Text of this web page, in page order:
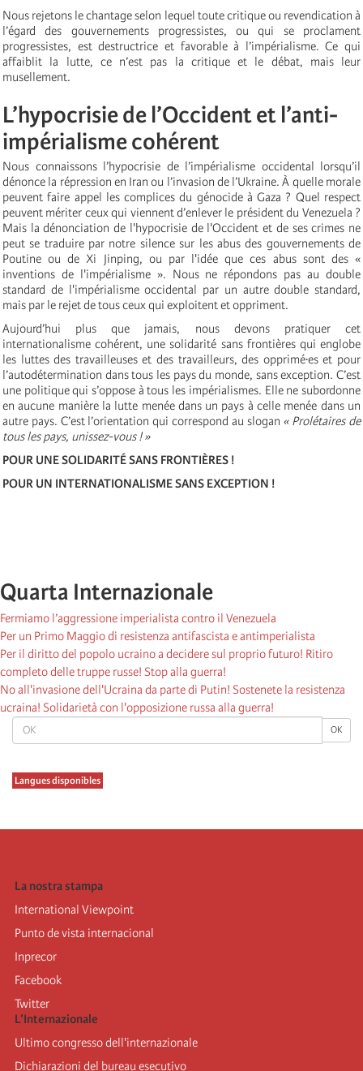
OK OK
Langues disponibles
Nous rejetons le chantage selon lequel toute critique ou revendication à
l’égard des gouvernements progressistes, ou qui se proclament
progressistes, est destructrice et favorable à l’impérialisme. Ce qui
affaiblit la lutte, ce n’est pas la critique et le débat, mais leur
musellement.
L’hypocrisie de l’Occident et l’anti-
impérialisme cohérent
Nous connaissons l’hypocrisie de l’impérialisme occidental lorsqu’il
dénonce la répression en Iran ou l’invasion de l’Ukraine. À quelle morale
peuvent faire appel les complices du génocide à Gaza ? Quel respect
peuvent mériter ceux qui viennent d’enlever le président du Venezuela ?
Mais la dénonciation de l'hypocrisie de l'Occident et de ses crimes ne
peut se traduire par notre silence sur les abus des gouvernements de
Poutine ou de Xi Jinping, ou par l'idée que ces abus sont des «
inventions de l'impérialisme ». Nous ne répondons pas au double
standard de l'impérialisme occidental par un autre double standard,
mais par le rejet de tous ceux qui exploitent et oppriment.
Aujourd’hui plus que jamais, nous devons pratiquer cet
internationalisme cohérent, une solidarité sans frontières qui englobe
les luttes des travailleuses et des travailleurs, des opprimé·es et pour
l’autodétermination dans tous les pays du monde, sans exception. C’est
une politique qui s’oppose à tous les impérialismes. Elle ne subordonne
en aucune manière la lutte menée dans un pays à celle menée dans un
autre pays. C’est l’orientation qui correspond au slogan « Prolétaires de
tous les pays, unissez-vous ! »
POUR UNE SOLIDARITÉ SANS FRONTIÈRES !
POUR UN INTERNATIONALISME SANS EXCEPTION !
Quarta Internazionale
Fermiamo l’aggressione imperialista contro il Venezuela
Per un Primo Maggio di resistenza antifascista e antimperialista
Per il diritto del popolo ucraino a decidere sul proprio futuro! Ritiro
completo delle truppe russe! Stop alla guerra!
No all'invasione dell'Ucraina da parte di Putin! Sostenete la resistenza
ucraina! Solidarietà con l'opposizione russa alla guerra!
La nostra stampa
International Viewpoint
Punto de vista internacional
Inprecor
Facebook
Twitter
L’Internazionale
Ultimo congresso dell'internazionale
Dichiarazioni del bureau esecutivo